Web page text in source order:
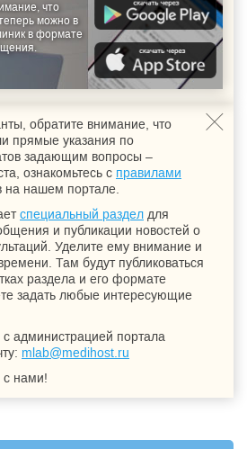
что
можно в
в формате
обратите внимание, что
прямые указания по
задающим вопросы –
ознакомьтесь с правилами
на нашем портале.
специальный раздел для
и публикации новостей о
Уделите ему внимание и
Там будут публиковаться
раздела и его формате
задать любые интересующие
с администрацией портала
mlab@medihost.ru
с нами!